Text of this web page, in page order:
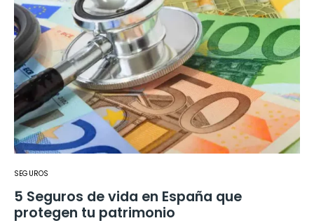
SEGUROS
5 Seguros de vida en España que
protegen tu patrimonio